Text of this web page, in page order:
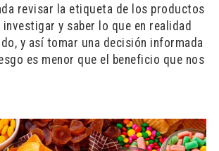
revisar la etiqueta de los productos
y saber lo que en realidad
y así tomar una decisión informada
es menor que el beneficio que nos